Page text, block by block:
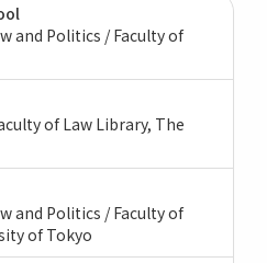
and Politics / Faculty of
of Law Library, The
and Politics / Faculty of
of Tokyo